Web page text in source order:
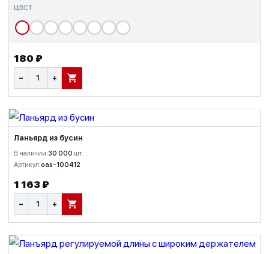
ЦВЕТ
180 ₽
− + В КОРЗИНУ
Ланьярд из бусин
В наличии:30 000 шт.
Артикул:oas-100412
1 163 ₽
− + В КОРЗИНУ